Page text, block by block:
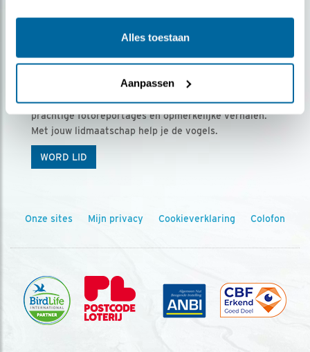
Alles toestaan
Aanpassen
Ontvang 5 x Vogels voor € 36,00 per jaar
Vogels is het tijdschrift voor onze leden, met
prachtige fotoreportages en opmerkelijke verhalen.
Met jouw lidmaatschap help je de vogels.
WORD LID
Onze sites Mijn privacy Cookieverklaring Colofon